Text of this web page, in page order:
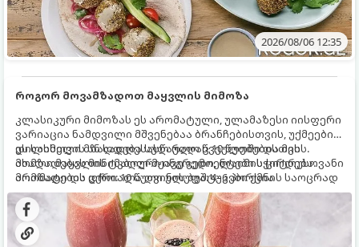
2026/08/06 12:35
როგორ მოვამზადოთ მაყვლის მიმოზა
კლასიკური მიმოზას ეს არომატული, ულამაზესი იისფერი
ვარიაცია ნამდვილი მშვენებაა ბრანჩებისთვის, უქმეების
დილისთვის ან სადღესასწაულო წვეულებებისთვის.
ახალი მაყვლის ტკბილ-მჟავე გემო, ლაიმის ციტრუსოვანი
არომატი და ცქრიალა ღვინის ბუშტუკები ქმნის საოცრად
დახვეწილ და მაგრილებელ კოქტეილს.
ეს სასმელი მზადდება სულ რაღაც 10 წუთში და მის
მომზადებას მინიმალური ინგრედიენტები სჭირდება.
მომზადების დრო: 10 წუთი ულუფა: 4–6 პორცია